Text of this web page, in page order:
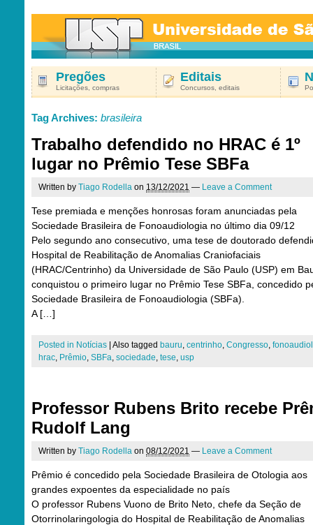
Pregões
Licitações, compras
Editais
Concursos, editais
Tag Archives: brasileira
Trabalho defendido no HRAC é 1º
lugar no Prêmio Tese SBFa
Written by Tiago Rodella on 13/12/2021 — Leave a Comment
Tese premiada e menções honrosas foram anunciadas pela
Sociedade Brasileira de Fonoaudiologia no último dia 09/12
Pelo segundo ano consecutivo, uma tese de doutorado
Hospital de Reabilitação de Anomalias Craniofaciais
(HRAC/Centrinho) da Universidade de São Paulo (USP) em
conquistou o primeiro lugar no Prêmio Tese SBFa, concedido
Sociedade Brasileira de Fonoaudiologia (SBFa).
A […]
Posted in Notícias Also tagged bauru, centrinho, Congresso,
hrac, Prêmio, SBFa, sociedade, tese, usp
Professor Rubens Brito recebe
Rudolf Lang
Written by Tiago Rodella on 08/12/2021 — Leave a Comment
Prêmio é concedido pela Sociedade Brasileira de Otologia aos
grandes expoentes da especialidade no país
O professor Rubens Vuono de Brito Neto, chefe da Seção de
Otorrinolaringologia do Hospital de Reabilitação de Anomalias